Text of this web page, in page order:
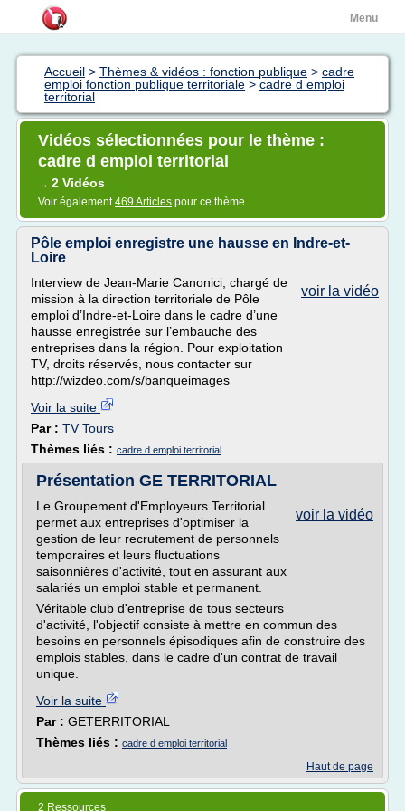
Menu
Accueil > Thèmes & vidéos : fonction publique > cadre
emploi fonction publique territoriale > cadre d emploi
territorial
Vidéos sélectionnées pour le thème :
cadre d emploi territorial
→ 2 Vidéos
Voir également469 Articles pour ce thème
Pôle emploi enregistre une hausse en Indre-et-
Loire
voir la vidéo
Interview de Jean-Marie Canonici, chargé de
mission à la direction territoriale de Pôle
emploi d’Indre-et-Loire dans le cadre d’une
hausse enregistrée sur l’embauche des
entreprises dans la région. Pour exploitation
TV, droits réservés, nous contacter sur
http://wizdeo.com/s/banqueimages
Voir la suite
Par : TV Tours
Thèmes liés : cadre d emploi territorial
Présentation GE TERRITORIAL
voir la vidéo
Le Groupement d'Employeurs Territorial
permet aux entreprises d'optimiser la
gestion de leur recrutement de personnels
temporaires et leurs fluctuations
saisonnières d'activité, tout en assurant aux
salariés un emploi stable et permanent.
Véritable club d'entreprise de tous secteurs
d'activité, l'objectif consiste à mettre en commun des
besoins en personnels épisodiques afin de construire des
emplois stables, dans le cadre d'un contrat de travail
unique.
Voir la suite
Par : GETERRITORIAL
Thèmes liés : cadre d emploi territorial
Haut de page
2 Ressources